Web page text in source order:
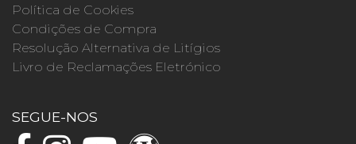
Política de Cookies
Condições de Compra
Resolução Alternativa de Litígios
Livro de Reclamações Eletrónico
SEGUE-NOS